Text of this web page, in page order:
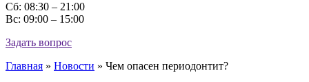
Cб: 08:30 – 21:00
Вс: 09:00 – 15:00
Задать вопрос
Главная » Новости » Чем опасен периодонтит?